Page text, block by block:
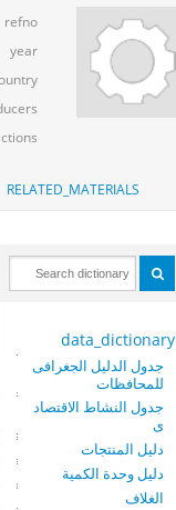
refno
year
RELATED_MATERIALS
data_dictionary
جدول الدليل الجغرافى
للمحافظات
جدول النشاط الاقتصاد
ى
دليل المنتجات
دليل وحدة الكمية
الغلاف